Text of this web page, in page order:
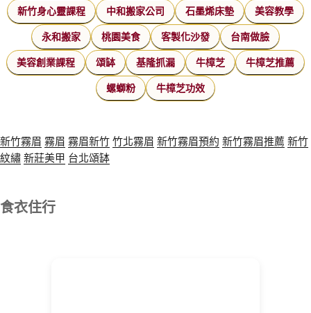
新竹身心靈課程 中和搬家公司 石墨烯床墊 美容教學
永和搬家 桃園美食 客製化沙發 台南做臉
美容創業課程 頌缽 基隆抓漏 牛樟芝 牛樟芝推薦
螺螄粉 牛樟芝功效
新竹霧眉 霧眉 霧眉新竹竹北霧眉 新竹霧眉預約 新竹霧眉推薦 新竹
紋繡新莊美甲 台北頌缽
食衣住行